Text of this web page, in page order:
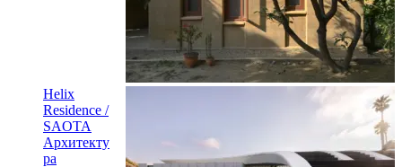
Helix
Residence /
SAOTA
Архитекту
ра